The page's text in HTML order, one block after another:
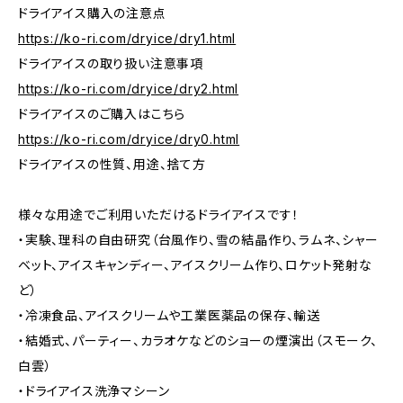
ドライアイス購入の注意点
https://ko-ri.com/dryice/dry1.html
ドライアイスの取り扱い注意事項
https://ko-ri.com/dryice/dry2.html
ドライアイスのご購入はこちら
https://ko-ri.com/dryice/dry0.html
ドライアイスの性質、用途、捨て方
様々な用途でご利用いただけるドライアイスです！
・実験、理科の自由研究（台風作り、雪の結晶作り、ラムネ、シャー
ベット、アイスキャンディー、アイスクリーム作り、ロケット発射な
ど）
・冷凍食品、アイスクリームや工業医薬品の保存、輸送
・結婚式、パーティー、カラオケなどのショーの煙演出（スモーク、
白雲）
・ドライアイス洗浄マシーン